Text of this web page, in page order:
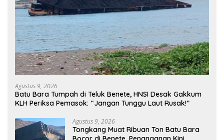
Agustus 9, 2026
Batu Bara Tumpah di Teluk Benete, HNSI Desak Gakkum
KLH Periksa Pemasok: “Jangan Tunggu Laut Rusak!”
Agustus 9, 2026
Tongkang Muat Ribuan Ton Batu Bara